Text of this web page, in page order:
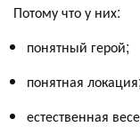
Потому что у них:
понятный герой;
понятная локация;
естественная